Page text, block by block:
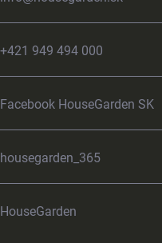
+421 949 494 000
Facebook HouseGarden SK
housegarden_365
HouseGarden